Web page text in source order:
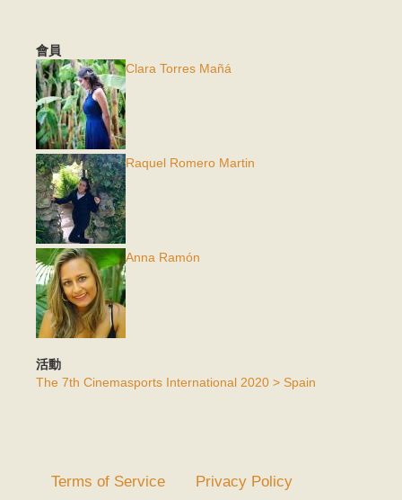
會員
Clara Torres Mañá
Raquel Romero Martin
Anna Ramón
活動
The 7th Cinemasports International 2020 > Spain
Terms of Service Privacy Policy